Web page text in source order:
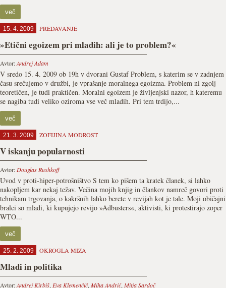
več
15. 4. 2009 PREDAVANJE
»Etični egoizem pri mladih: ali je to problem?«
Avtor:Andrej Adam
V sredo 15. 4. 2009 ob 19h v dvorani Gustaf Problem, s katerim se v zadnjem
času srečujemo v družbi, je vprašanje moralnega egoizma. Problem ni zgolj
teoretičen, je tudi praktičen. Moralni egoizem je življenjski nazor, h kateremu
se nagiba tudi veliko oziroma vse več mladih. Pri tem trdijo,...
več
21. 3. 2009 ZOFIJINA MODROST
V iskanju popularnosti
Avtor: Douglas Rushkoff
Uvod v proti-hiper-potrošništvo S tem ko pišem ta kratek članek, si lahko
nakopljem kar nekaj težav. Večina mojih knjig in člankov namreč govori proti
tehnikam trgovanja, o kakršnih lahko berete v revijah kot je tale. Moji običajni
bralci so mladi, ki kupujejo revijo »Adbusters«, aktivisti, ki protestirajo zoper
WTO...
več
25. 2. 2009 OKROGLA MIZA
Mladi in politika
Avtor:Andrej Kirbiš, Eva Klemenčič, Miha Andrić, Mitja Sardoč